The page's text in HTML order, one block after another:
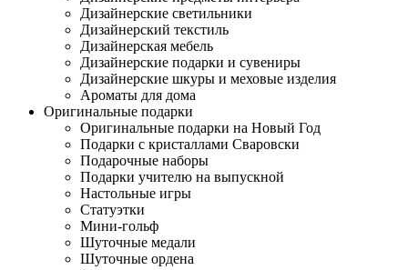
Дизайнерские светильники
Дизайнерский текстиль
Дизайнерская мебель
Дизайнерские подарки и сувениры
Дизайнерские шкуры и меховые изделия
Ароматы для дома
Оригинальные подарки
Оригинальные подарки на Новый Год
Подарки с кристаллами Сваровски
Подарочные наборы
Подарки учителю на выпускной
Настольные игры
Статуэтки
Мини-гольф
Шуточные медали
Шуточные ордена